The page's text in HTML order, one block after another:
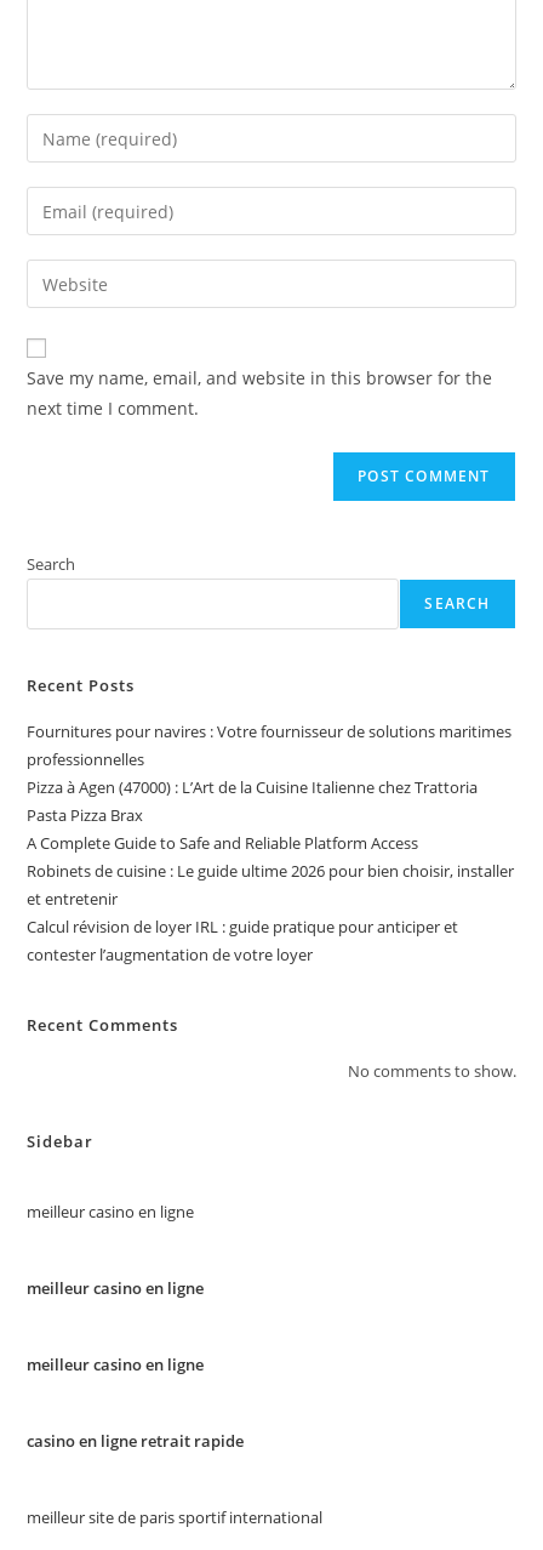
Enter
your
name
comment
Enter
your
email
address
comment
Enter
your
website
URL
(optional)
Save my name, email, and website in this browser for the
next time I comment.
Search
SEARCH
Recent Posts
Fournitures pour navires : Votre fournisseur de solutions maritimes
professionnelles
Pizza à Agen (47000) : L’Art de la Cuisine Italienne chez Trattoria
Pasta Pizza Brax
A Complete Guide to Safe and Reliable Platform Access
Robinets de cuisine : Le guide ultime 2026 pour bien choisir, installer
et entretenir
Calcul révision de loyer IRL : guide pratique pour anticiper et
contester l’augmentation de votre loyer
Recent Comments
No comments to show.
Sidebar
meilleur casino en ligne
meilleur casino en ligne
meilleur casino en ligne
casino en ligne retrait rapide
meilleur site de paris sportif international